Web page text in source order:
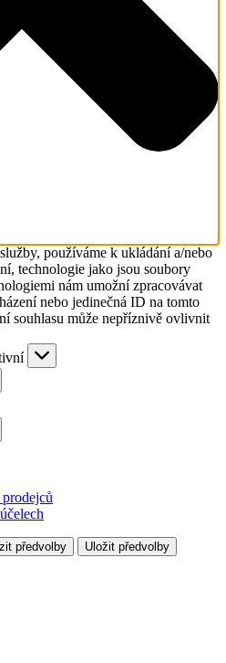
používáme k ukládání a/nebo
technologie jako jsou soubory
nám umožní zpracovávat
nebo jedinečná ID na tomto
souhlasu může nepříznivě ovlivnit
předvolby Uložit předvolby